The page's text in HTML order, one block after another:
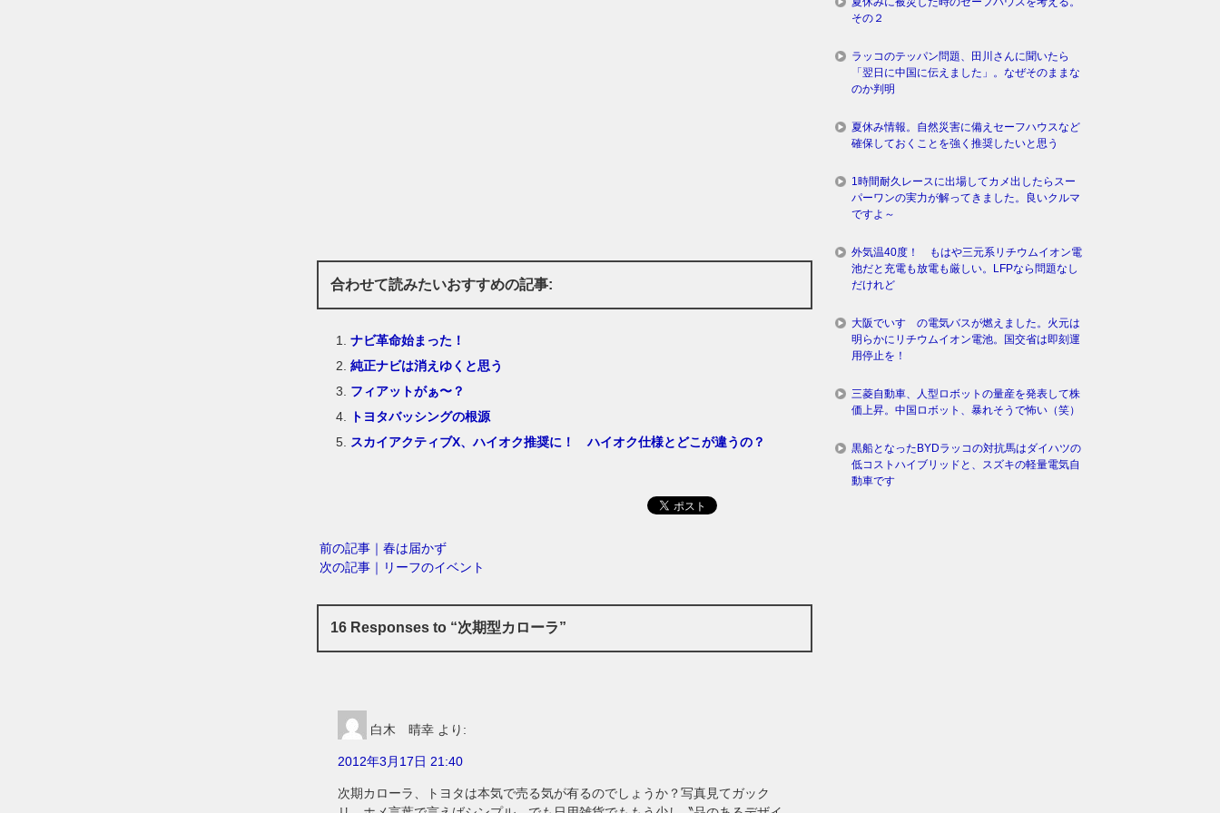
合わせて読みたいおすすめの記事:
ナビ革命始まった！
純正ナビは消えゆくと思う
フィアットがぁ〜？
トヨタバッシングの根源
スカイアクティブX、ハイオク推奨に！ ハイオク仕様とどこが違うの？
前の記事｜春は届かず
次の記事｜リーフのイベント
16 Responses to “次期型カローラ”
白木 晴幸 より:
2012年3月17日 21:40
次期カローラ、トヨタは本気で売る気が有るのでしょうか？写真見てガック
その２
ラッコのテッパン問題、田川さんに聞いたら
「翌日に中国に伝えました」。なぜそのままな
のか判明
夏休み情報。自然災害に備えセーフハウスなど
確保しておくことを強く推奨したいと思う
1時間耐久レースに出場してカメ出したらスー
パーワンの実力が解ってきました。良いクルマ
ですよ～
外気温40度！ もはや三元系リチウムイオン電
池だと充電も放電も厳しい。LFPなら問題なし
だけれど
大阪でいすゞの電気バスが燃えました。火元は
明らかにリチウムイオン電池。国交省は即刻運
用停止を！
三菱自動車、人型ロボットの量産を発表して株
価上昇。中国ロボット、暴れそうで怖い（笑）
黒船となったBYDラッコの対抗馬はダイハツの
低コストハイブリッドと、スズキの軽量電気自
動車です